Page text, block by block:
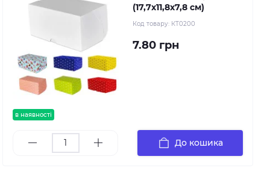
в наявності
(17,7х11,8х7,8 см)
Код товару: КТ0200
7.80 грн
До кошика